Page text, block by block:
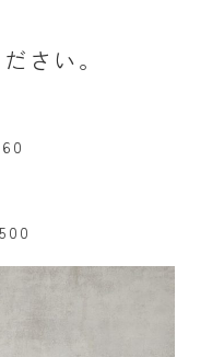
さい。